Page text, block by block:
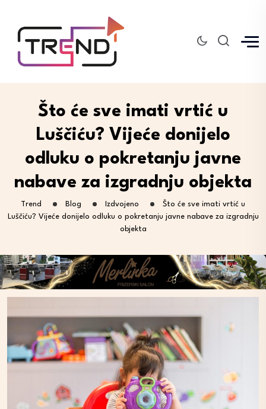
Što će sve imati vrtić u
Luščiću? Vijeće donijelo
odluku o pokretanju javne
nabave za izgradnju objekta
Trend Blog Izdvojeno
Što će sve imati vrtić u
Luščiću? Vijeće donijelo odluku o pokretanju javne nabave za izgradnju
objekta